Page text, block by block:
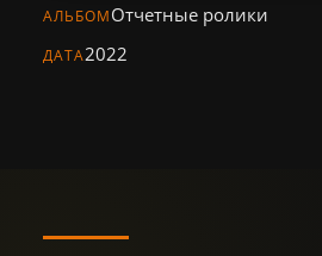
Персонал
АЛЬБОМОтчетные ролики
ДАТА2022